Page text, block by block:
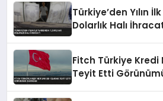
Türkiye’den Yılın
Dolarlık Halı
Fitch Türkiye
Teyit Etti